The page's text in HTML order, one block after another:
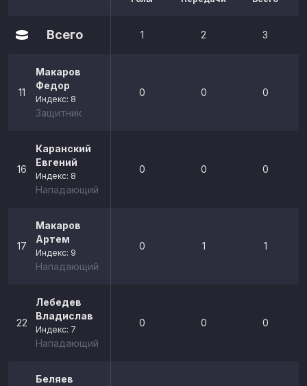
Всего 1 2 3
11
Макаров
Федор
Индекс: 8
Защитник
0 0 0
16
Каранский
Евгений
Индекс: 8
Нападающий
0 0 0
17
Макаров
Артем
Индекс: 9
Нападающий
0 1 1
22
Лебедев
Владислав
Индекс: 7
Нападающий
0 0 0
Беляев